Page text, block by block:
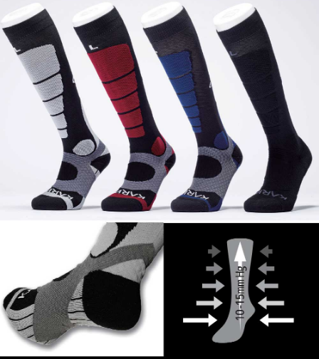
이코 라이프 하